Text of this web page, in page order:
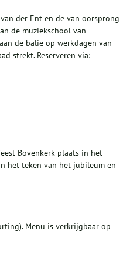
der Ent en de van oorsprong
de muziekschool van
de balie op werkdagen van
strekt. Reserveren via:
Bovenkerk plaats in het
het teken van het jubileum en
Menu is verkrijgbaar op